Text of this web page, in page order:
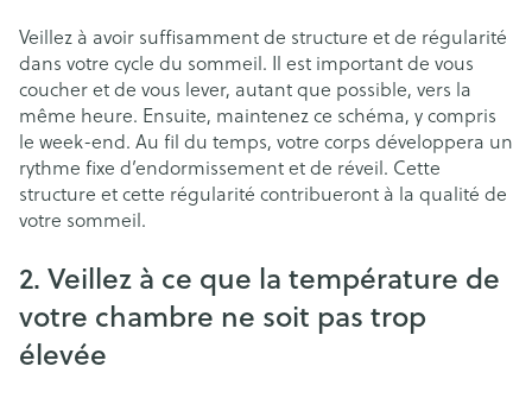
Veillez à avoir suffisamment de structure et de régularité
dans votre cycle du sommeil. Il est important de vous
coucher et de vous lever, autant que possible, vers la
même heure. Ensuite, maintenez ce schéma, y compris
le week-end. Au fil du temps, votre corps développera un
rythme fixe d’endormissement et de réveil. Cette
structure et cette régularité contribueront à la qualité de
votre sommeil.
2. Veillez à ce que la température de
votre chambre ne soit pas trop
élevée